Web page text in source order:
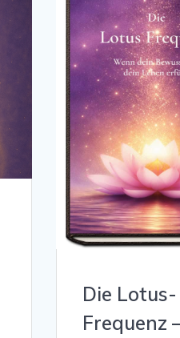
Die Lotus-
Frequenz